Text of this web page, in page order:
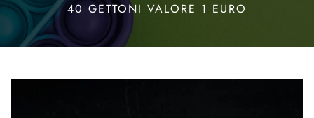
40 GETTONI VALORE 1 EURO